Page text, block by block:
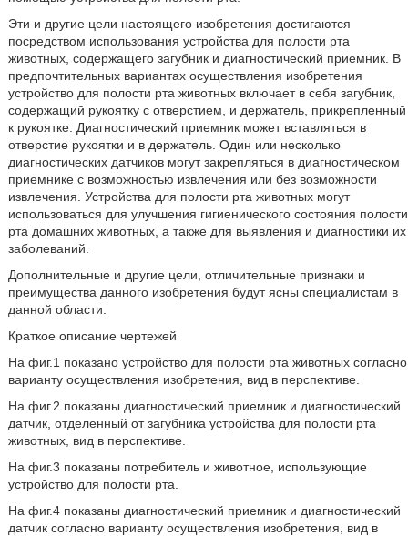
Эти и другие цели настоящего изобретения достигаются
посредством использования устройства для полости рта
животных, содержащего загубник и диагностический приемник. В
предпочтительных вариантах осуществления изобретения
устройство для полости рта животных включает в себя загубник,
содержащий рукоятку с отверстием, и держатель, прикрепленный
к рукоятке. Диагностический приемник может вставляться в
отверстие рукоятки и в держатель. Один или несколько
диагностических датчиков могут закрепляться в диагностическом
приемнике с возможностью извлечения или без возможности
извлечения. Устройства для полости рта животных могут
использоваться для улучшения гигиенического состояния полости
рта домашних животных, а также для выявления и диагностики их
заболеваний.
Дополнительные и другие цели, отличительные признаки и
преимущества данного изобретения будут ясны специалистам в
данной области.
Краткое описание чертежей
На фиг.1 показано устройство для полости рта животных согласно
варианту осуществления изобретения, вид в перспективе.
На фиг.2 показаны диагностический приемник и диагностический
датчик, отделенный от загубника устройства для полости рта
животных, вид в перспективе.
На фиг.3 показаны потребитель и животное, использующие
устройство для полости рта.
На фиг.4 показаны диагностический приемник и диагностический
датчик согласно варианту осуществления изобретения, вид в